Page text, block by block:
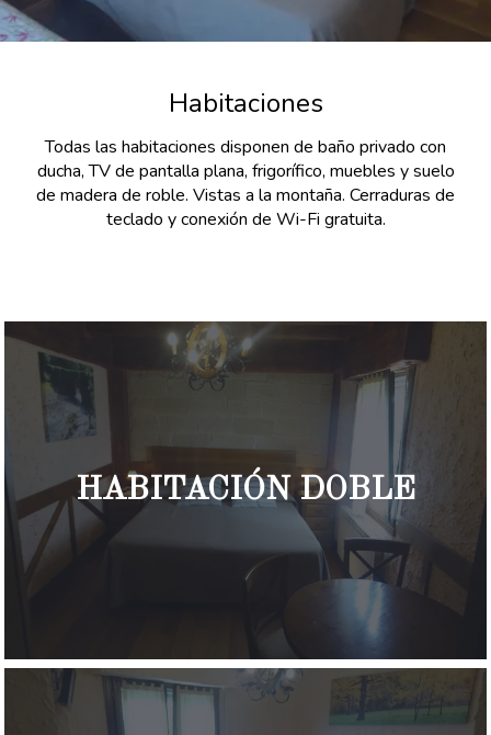
Habitaciones
Todas las habitaciones disponen de baño privado con
ducha, TV de pantalla plana, frigorífico, muebles y suelo
de madera de roble. Vistas a la montaña. Cerraduras de
teclado y conexión de Wi-Fi gratuita.
HABITACIÓN DOBLE